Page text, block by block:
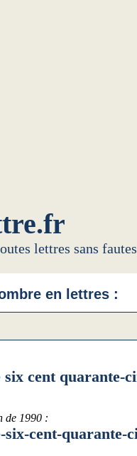
lettres sans
en lettres :
quarante-
de 1990 :
quarante-